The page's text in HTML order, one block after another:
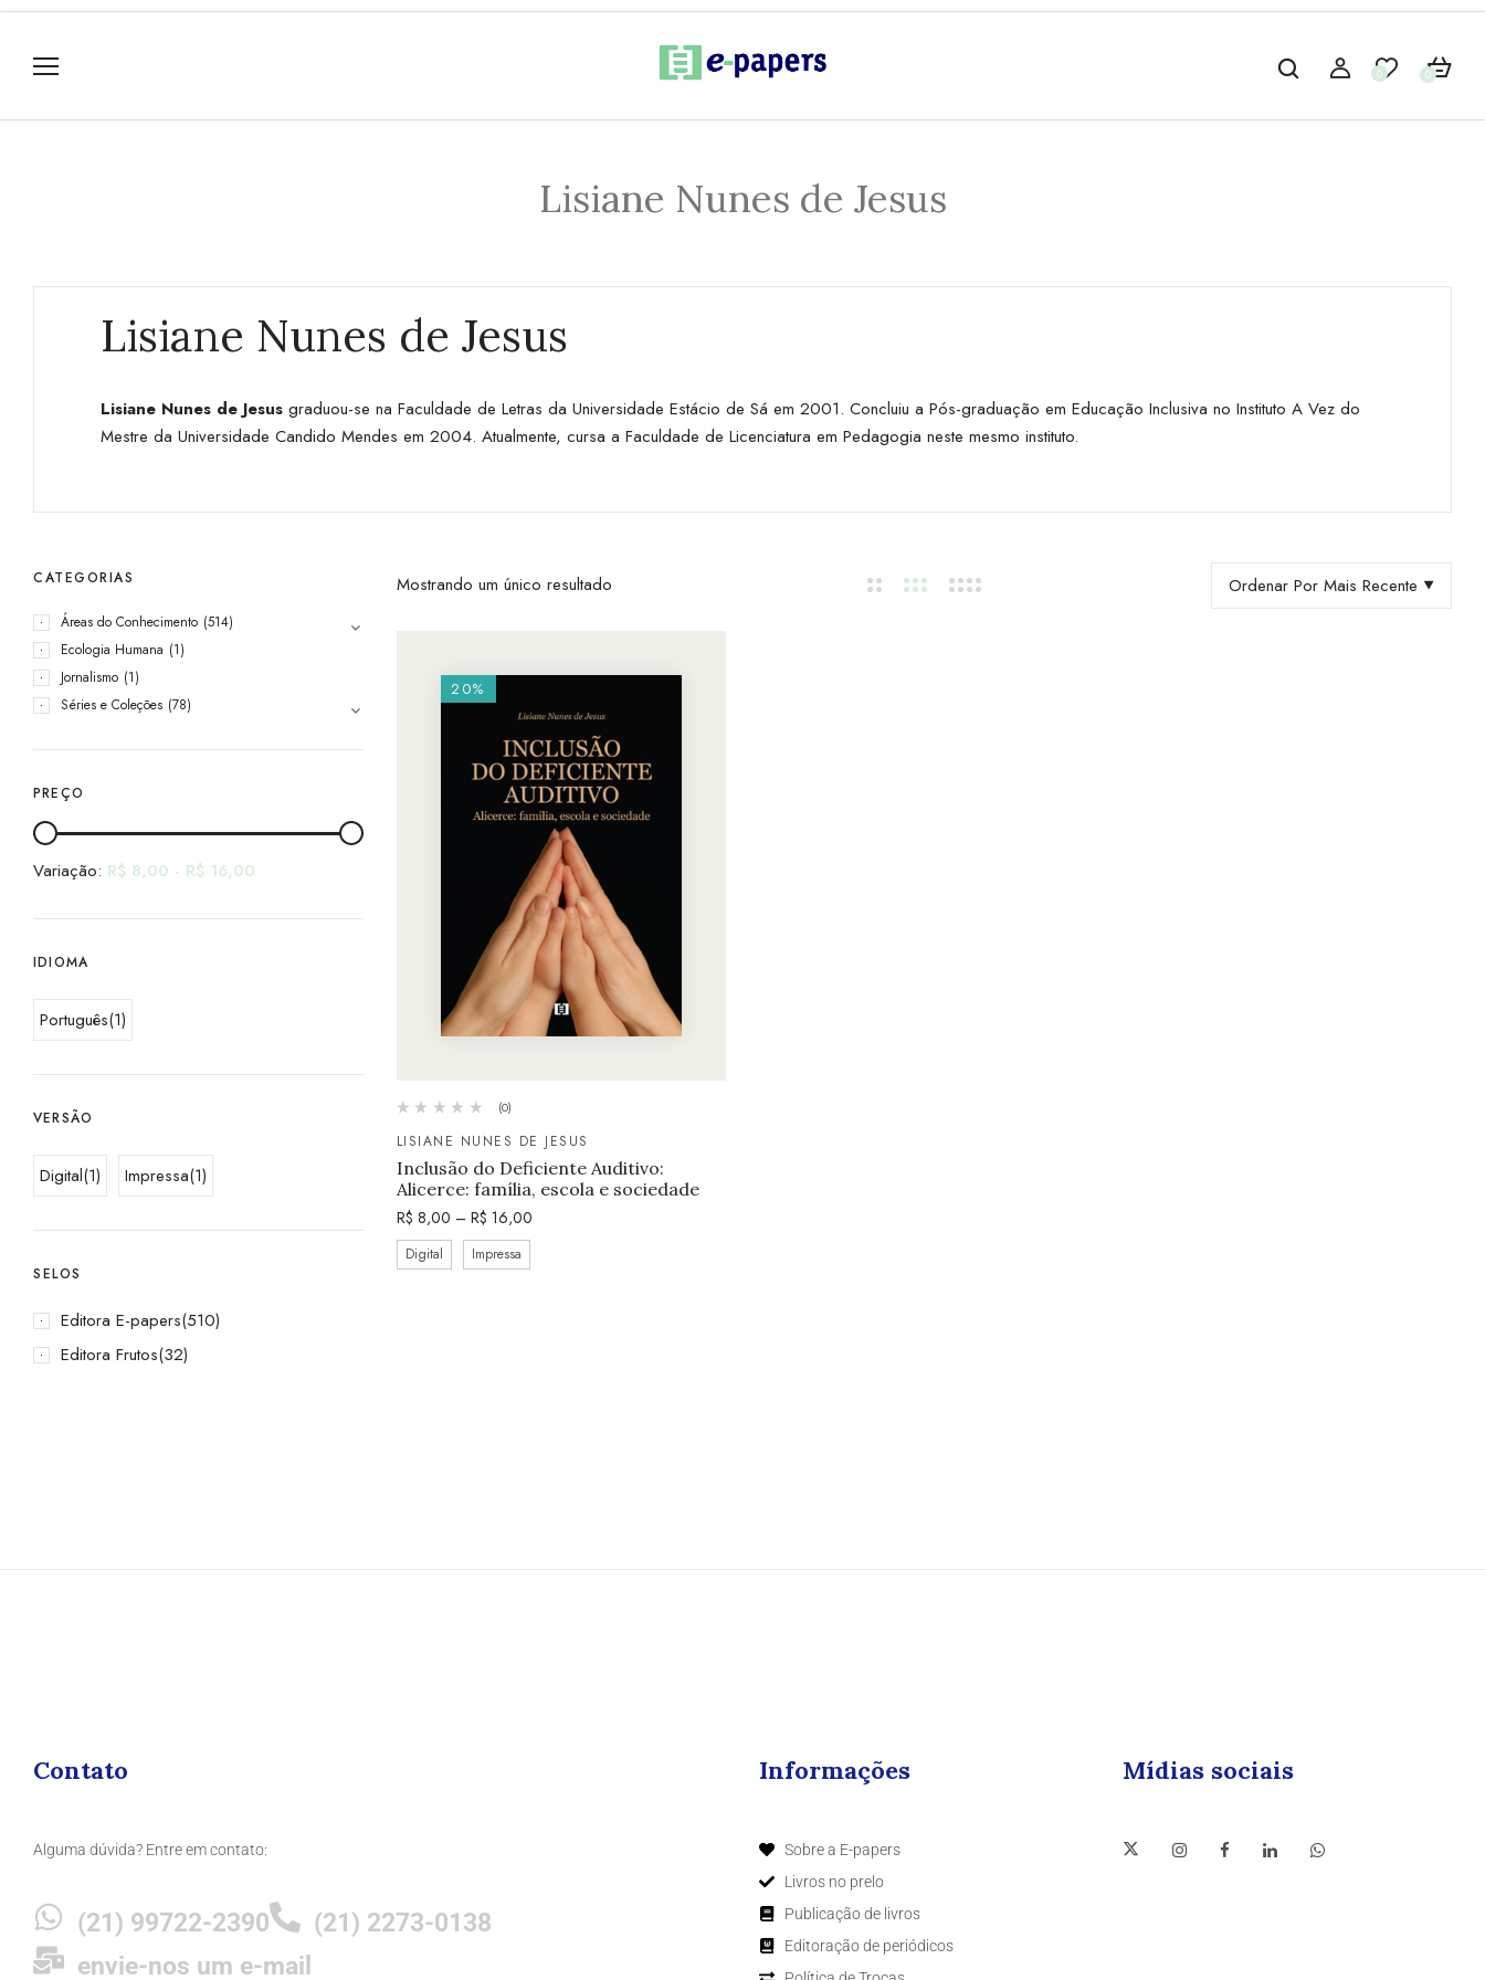
0 0
Lisiane Nunes de Jesus
Lisiane Nunes de Jesus
Lisiane Nunes de Jesus graduou-se na Faculdade de Letras da Universidade Estácio de Sá em 2001. Concluiu a Pós-graduação em Educação Inclusiva no Instituto A Vez do
Mestre da Universidade Candido Mendes em 2004. Atualmente, cursa a Faculdade de Licenciatura em Pedagogia neste mesmo instituto.
CATEGORIAS
Áreas do Conhecimento (514)
Ecologia Humana (1)
Jornalismo (1)
Séries e Coleções (78)
PREÇO
Variação: R$ 8,00 - R$ 16,00
IDIOMA
Português(1)
VERSÃO
Digital(1) Impressa(1)
SELOS
Editora E-papers(510)
Editora Frutos(32)
Mostrando um único resultado Ordenar Por Mais Recente
20%
(0)
LISIANE NUNES DE JESUS
Inclusão do Deficiente Auditivo:
Alicerce: família, escola e sociedade
R$ 8,00 – R$ 16,00
Digital Impressa
Contato
Alguma dúvida? Entre em contato:
(21) 99722-2390
(21) 2273-0138
envie-nos um e-mail
Informações
Sobre a E-papers
Livros no prelo
Publicação de livros
Editoração de periódicos
Mídias sociais